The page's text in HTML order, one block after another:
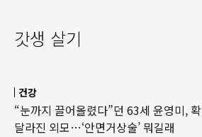
갓생 살기
건강
“눈까지 끌어올렸다”던 63세 윤영미, 확
달라진 외모…‘안면거상술’ 뭐길래